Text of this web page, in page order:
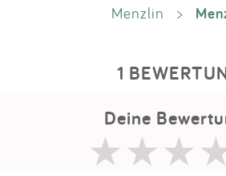
Menzlin
>
1
Deine